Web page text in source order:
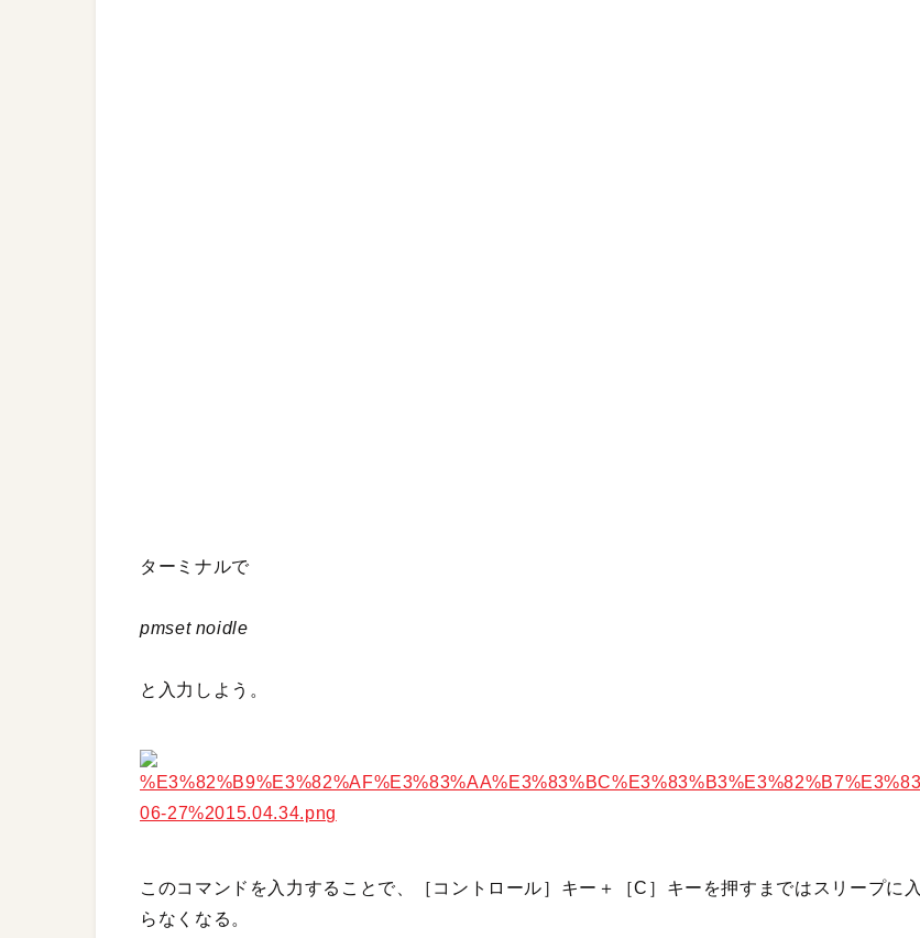
ターミナルで
pmset noidle
と入力しよう。
このコマンドを入力することで、［コントロール］キー＋［C］キーを押すまではスリープに入
らなくなる。